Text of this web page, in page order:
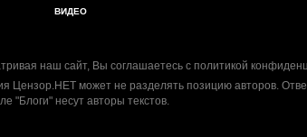
ВИДЕО
наш сайт, Вы соглашаетесь с политикой
Цензор.НЕТ может не разделять позицию авторов.
"Блоги" несут авторы текстов.